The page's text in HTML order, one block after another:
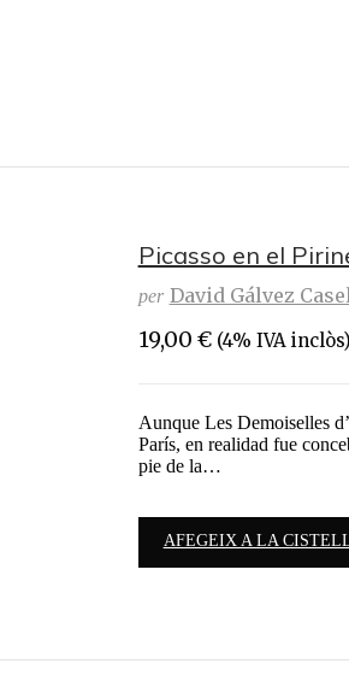
Picasso en el
per David Gálvez
19,00 € (4% IVA inclòs)
Aunque Les Demoiselles
París, en realidad fue
pie de la…
AFEGEIX A LA